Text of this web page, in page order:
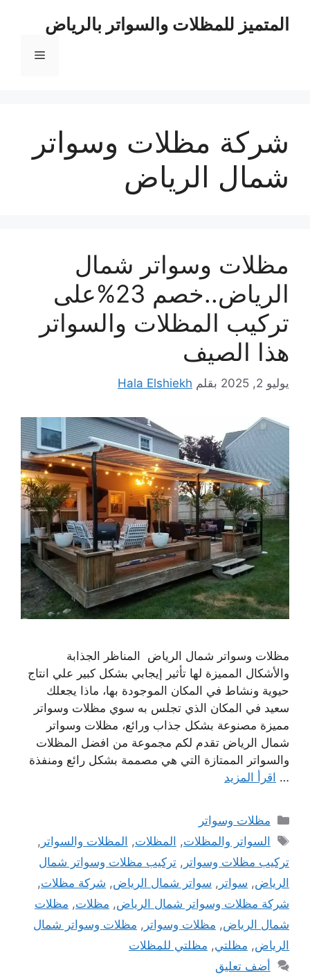
المتميز للمظلات والسواتر بالرياض
القائمة
شركة مظلات وسواتر
شمال الرياض
مظلات وسواتر شمال
الرياض..خصم 23%على
تركيب المظلات والسواتر
هذا الصيف
يوليو 2, 2025 بقلم Hala Elshiekh
مظلات وسواتر شمال الرياض المناظر الجذابة
والأشكال المميزة لها تأثير إيجابي بشكل كبير علي انتاج
حيوية ونشاط في المكان الموجودة بها، ماذا يجعلك
سعيد في المكان الذي تجلس به سوي مظلات وسواتر
مميزة مصنوعة بشكل جذاب ورائع، مظلات وسواتر
شمال الرياض تقدم لكم مجموعة من افضل المظلات
والسواتر الممتازة التي هي مصممة بشكل رائع ومنفذة
… اقرأ المزيد
التصنيفات
مظلات وسواتر
الوسوم
السواتر والمظلات, المظلات, المظلات والسواتر ,
تركيب مظلات وسواتر , تركيب مظلات وسواتر شمال
الرياض, سواتر , سواتر شمال الرياض, شركة مظلات,
شركة مظلات وسواتر شمال الرياض, مظلات, مظلات
شمال الرياض, مظلات وسواتر , مظلات وسواتر شمال
الرياض, مظلتي, مظلتي للمظلات
أضف تعليق